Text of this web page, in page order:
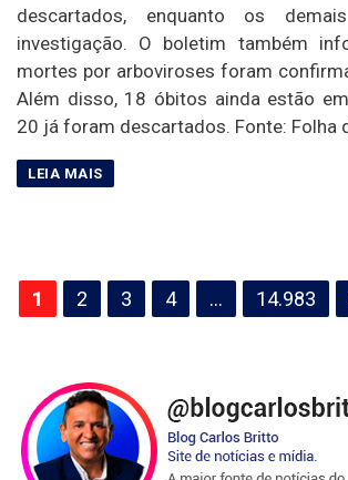
descartados, enquanto os
investigação. O boletim também
mortes por arboviroses foram
Além disso, 18 óbitos ainda estão
20 já foram descartados. Fonte: Folha
Paginação
de
1 2 3 4 … 14.983